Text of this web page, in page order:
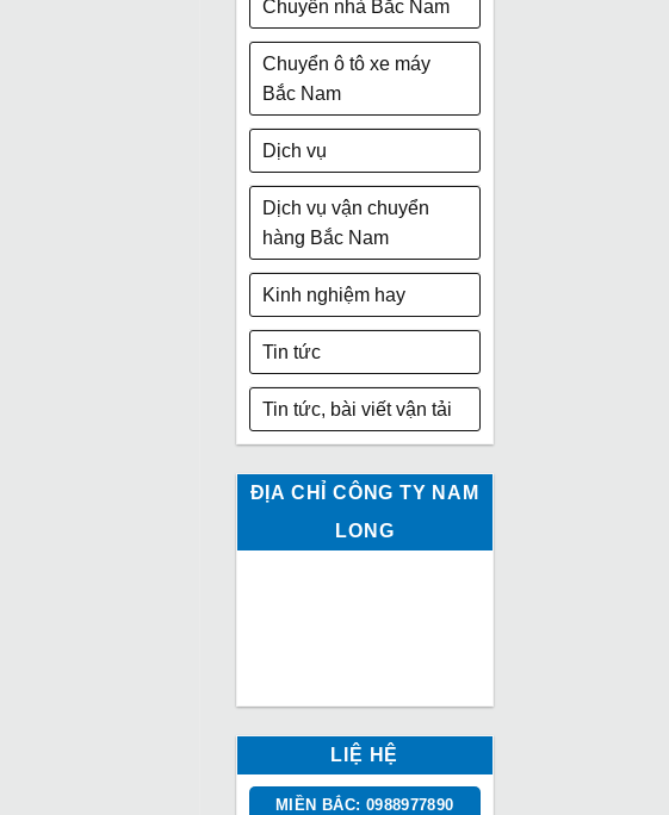
Chuyển nhà Bắc Nam
Chuyển ô tô xe máy
Bắc Nam
Dịch vụ
Dịch vụ vận chuyển
hàng Bắc Nam
Kinh nghiệm hay
Tin tức
Tin tức, bài viết vận tải
ĐỊA CHỈ CÔNG TY NAM
LONG
LIỆ HỆ
MIỀN BẮC: 0988977890